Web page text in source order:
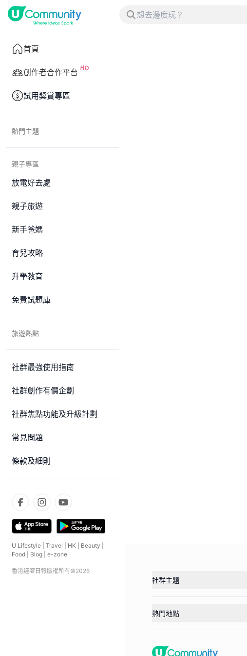
首頁
創作者合作平台
試用獎賞專區
熱門主題
親子專區
放電好去處
親子旅遊
新手爸媽
育兒攻略
升學教育
免費試題庫
旅遊熱點
社群最強使用指南
社群創作有價企劃
社群焦點功能及升級計劃
常見問題
條款及細則
U Lifestyle Travel HK Beauty
Food
Blog e-zone
香港經濟日報版權所有©2026
社群主題
熱門地點